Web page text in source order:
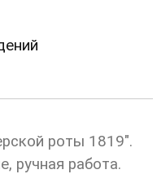
роты 1819".
ручная работа.